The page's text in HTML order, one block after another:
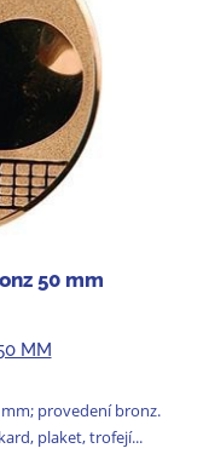
50 mm
MM
provedení bronz.
plaket, trofejí...